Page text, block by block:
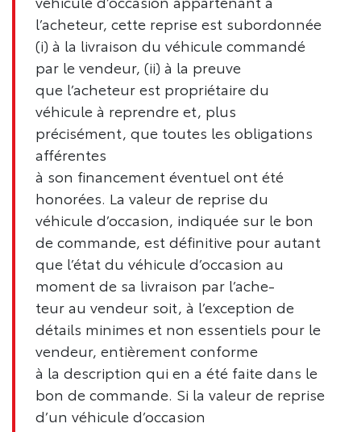
l’acheteur, cette reprise est subordonnée
(i) à la livraison du véhicule commandé
par le vendeur, (ii) à la preuve
que l’acheteur est propriétaire du
véhicule à reprendre et, plus
précisément, que toutes les obligations
afférentes
à son financement éventuel ont été
honorées. La valeur de reprise du
véhicule d’occasion, indiquée sur le bon
de commande, est définitive pour autant
que l’état du véhicule d’occasion au
moment de sa livraison par l’ache-
teur au vendeur soit, à l’exception de
détails minimes et non essentiels pour le
vendeur, entièrement conforme
à la description qui en a été faite dans le
bon de commande. Si la valeur de reprise
d’un véhicule d’occasion